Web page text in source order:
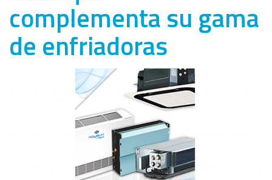
complementa su gama
de enfriadoras